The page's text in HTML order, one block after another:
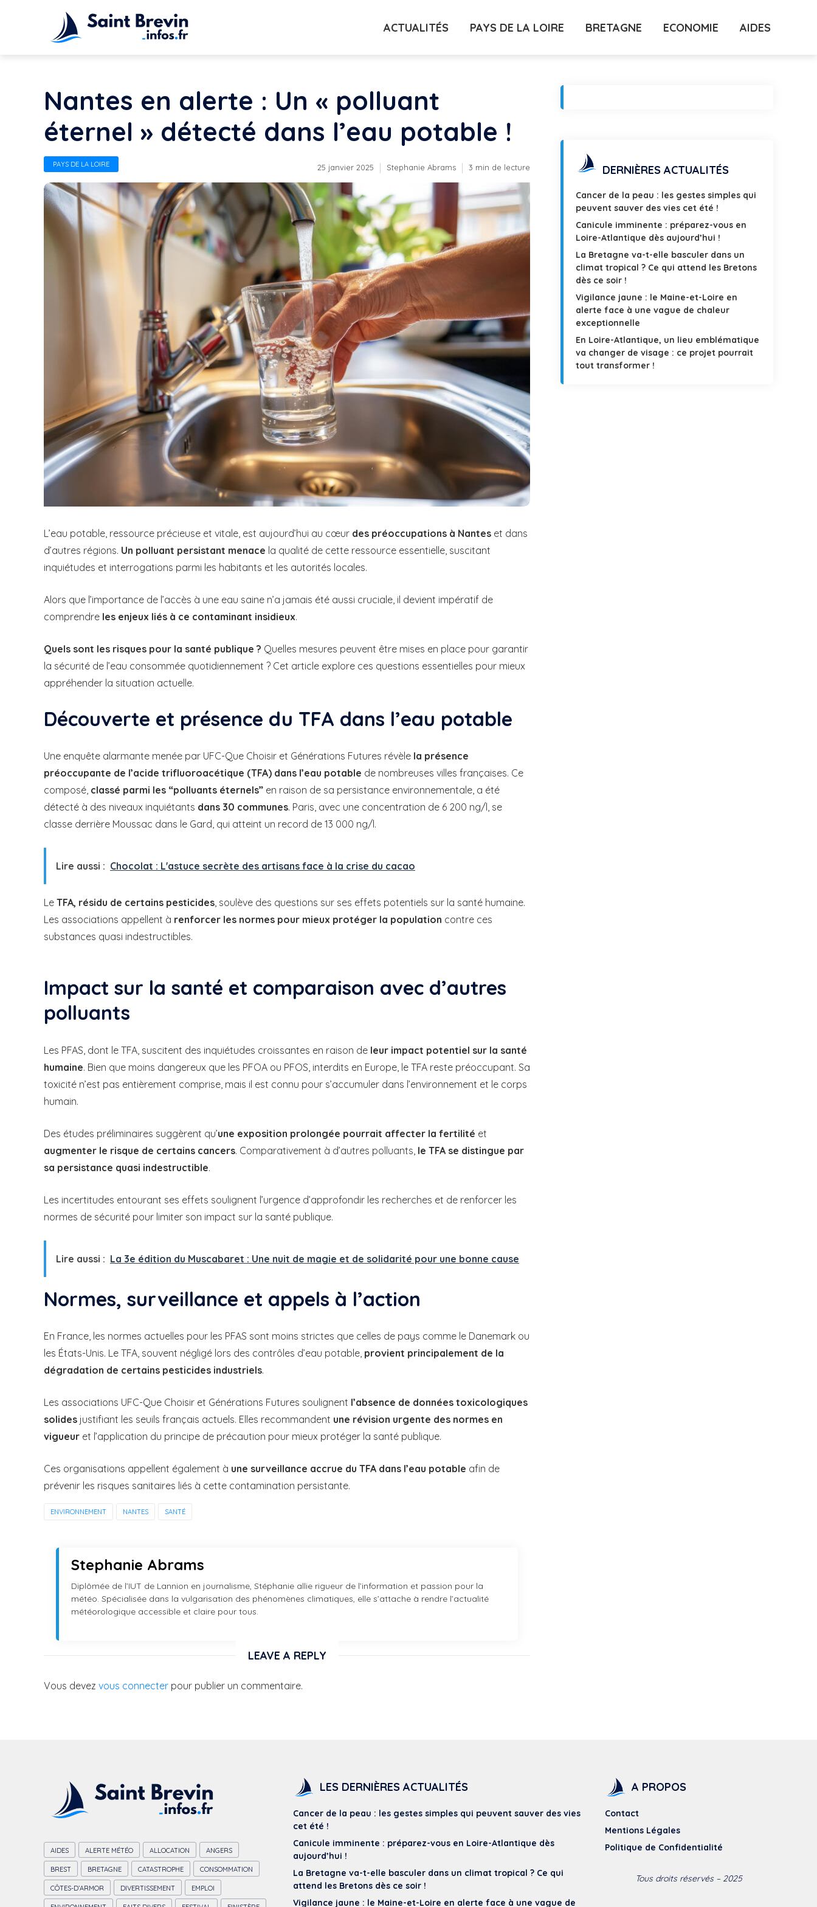
ACTUALITÉS PAYS DE LA LOIRE BRETAGNE ECONOMIE AIDES
Nantes en alerte : Un « polluant
éternel » détecté dans l’eau potable !
PAYS DE LA LOIRE 25 janvier 2025 Stephanie Abrams 3 min de lecture
L’eau potable, ressource précieuse et vitale, est aujourd’hui au cœur des préoccupations à Nantes et dans
d’autres régions. Un polluant persistant menace la qualité de cette ressource essentielle, suscitant
inquiétudes et interrogations parmi les habitants et les autorités locales.
Alors que l’importance de l’accès à une eau saine n’a jamais été aussi cruciale, il devient impératif de
comprendre les enjeux liés à ce contaminant insidieux.
Quels sont les risques pour la santé publique ? Quelles mesures peuvent être mises en place pour garantir
la sécurité de l’eau consommée quotidiennement ? Cet article explore ces questions essentielles pour mieux
appréhender la situation actuelle.
Découverte et présence du TFA dans l’eau potable
Une enquête alarmante menée par UFC-Que Choisir et Générations Futures révèle la présence
préoccupante de l’acide trifluoroacétique (TFA) dans l’eau potable de nombreuses villes françaises. Ce
composé, classé parmi les “polluants éternels” en raison de sa persistance environnementale, a été
détecté à des niveaux inquiétants dans 30 communes. Paris, avec une concentration de 6 200 ng/l, se
classe derrière Moussac dans le Gard, qui atteint un record de 13 000 ng/l.
Lire aussi : Chocolat : L'astuce secrète des artisans face à la crise du cacao
Le TFA, résidu de certains pesticides, soulève des questions sur ses effets potentiels sur la santé humaine.
Les associations appellent à renforcer les normes pour mieux protéger la population contre ces
substances quasi indestructibles.
Impact sur la santé et comparaison avec d’autres
polluants
Les PFAS, dont le TFA, suscitent des inquiétudes croissantes en raison de leur impact potentiel sur la santé
humaine. Bien que moins dangereux que les PFOA ou PFOS, interdits en Europe, le TFA reste préoccupant. Sa
toxicité n’est pas entièrement comprise, mais il est connu pour s’accumuler dans l’environnement et le corps
humain.
Des études préliminaires suggèrent qu’une exposition prolongée pourrait affecter la fertilité et
augmenter le risque de certains cancers. Comparativement à d’autres polluants, le TFA se distingue par
sa persistance quasi indestructible.
Les incertitudes entourant ses effets soulignent l’urgence d’approfondir les recherches et de renforcer les
normes de sécurité pour limiter son impact sur la santé publique.
Lire aussi : La 3e édition du Muscabaret : Une nuit de magie et de solidarité pour une bonne cause
Normes, surveillance et appels à l’action
En France, les normes actuelles pour les PFAS sont moins strictes que celles de pays comme le Danemark ou
les États-Unis. Le TFA, souvent négligé lors des contrôles d’eau potable, provient principalement de la
dégradation de certains pesticides industriels.
Les associations UFC-Que Choisir et Générations Futures soulignent l’absence de données toxicologiques
solides justifiant les seuils français actuels. Elles recommandent une révision urgente des normes en
vigueur et l’application du principe de précaution pour mieux protéger la santé publique.
Ces organisations appellent également à une surveillance accrue du TFA dans l’eau potable afin de
prévenir les risques sanitaires liés à cette contamination persistante.
ENVIRONNEMENT NANTES SANTÉ
Stephanie Abrams
Diplômée de l’IUT de Lannion en journalisme, Stéphanie allie rigueur de l’information et passion pour la
météo. Spécialisée dans la vulgarisation des phénomènes climatiques, elle s’attache à rendre l’actualité
météorologique accessible et claire pour tous.
LEAVE A REPLY
Vous devez vous connecter pour publier un commentaire.
DERNIÈRES ACTUALITÉS
Cancer de la peau : les gestes simples qui
peuvent sauver des vies cet été !
Canicule imminente : préparez-vous en
Loire-Atlantique dès aujourd’hui !
La Bretagne va-t-elle basculer dans un
climat tropical ? Ce qui attend les Bretons
dès ce soir !
Vigilance jaune : le Maine-et-Loire en
alerte face à une vague de chaleur
exceptionnelle
En Loire-Atlantique, un lieu emblématique
va changer de visage : ce projet pourrait
tout transformer !
AIDES ALERTE MÉTÉO ALLOCATION ANGERS
BREST BRETAGNE CATASTROPHE CONSOMMATION
CÔTES-D’ARMOR DIVERTISSEMENT EMPLOI
LES DERNIÈRES ACTUALITÉS
Cancer de la peau : les gestes simples qui peuvent sauver des vies
cet été !
Canicule imminente : préparez-vous en Loire-Atlantique dès
aujourd’hui !
La Bretagne va-t-elle basculer dans un climat tropical ? Ce qui
attend les Bretons dès ce soir !
Vigilance jaune : le Maine-et-Loire en alerte face à une vague de
A PROPOS
Contact
Mentions Légales
Politique de Confidentialité
Tous droits réservés – 2025